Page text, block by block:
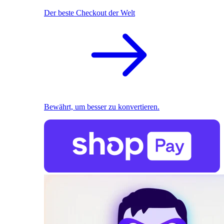
Der beste Checkout der Welt
Bewährt, um besser zu konvertieren.